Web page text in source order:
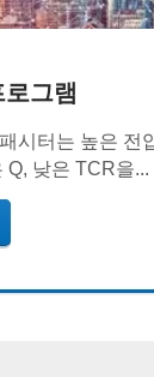
그램
시터는 높은 전
Q, 낮은 TCR을...